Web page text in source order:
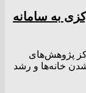
به سامانه
پژوهش‌های
خانه‌ها و رشد